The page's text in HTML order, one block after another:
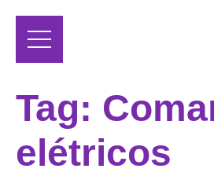
Tag:
elétricos